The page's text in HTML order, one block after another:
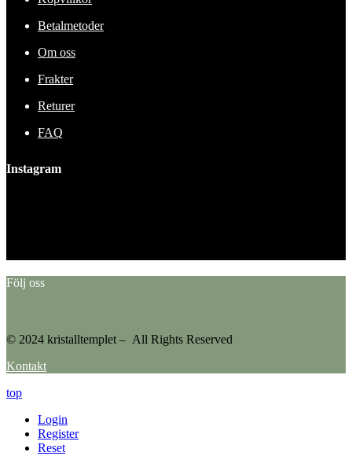
Betalmetoder
Om oss
Frakter
Returer
FAQ
Instagram
Följ oss
© 2024 kristalltemplet – All Rights Reserved
Kontakt
top
Login
Register
Reset